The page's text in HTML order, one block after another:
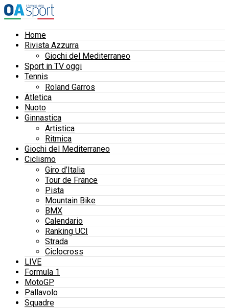
Home
Rivista Azzurra
Giochi del Mediterraneo
Sport in TV oggi
Tennis
Roland Garros
Atletica
Nuoto
Ginnastica
Artistica
Ritmica
Giochi del Mediterraneo
Ciclismo
Giro d’Italia
Tour de France
Pista
Mountain Bike
BMX
Calendario
Ranking UCI
Strada
Ciclocross
LIVE
Formula 1
MotoGP
Pallavolo
Squadre